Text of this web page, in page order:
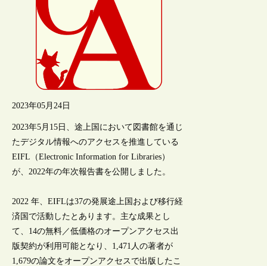
2023年05月24日
2023年5月15日、途上国において図書館を通じ
たデジタル情報へのアクセスを推進している
EIFL（Electronic Information for Libraries）
が、2022年の年次報告書を公開しました。
2022 年、EIFLは37の発展途上国および移行経
済国で活動したとあります。主な成果とし
て、14の無料／低価格のオープンアクセス出
版契約が利用可能となり、1,471人の著者が
1,679の論文をオープンアクセスで出版したこ